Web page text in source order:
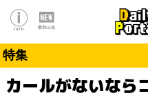
特集
カールがないなら